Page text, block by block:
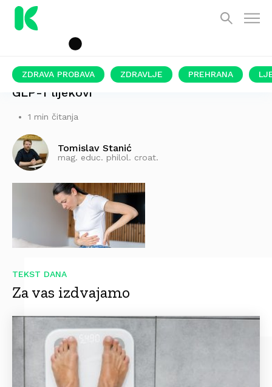
ZDRAVA PROBAVA ZDRAVLJE PREHRANA
GLP-1 lijekovi
1 min čitanja
Tomislav Stanić
mag. educ. philol. croat.
TEKST DANA
Za vas izdvajamo